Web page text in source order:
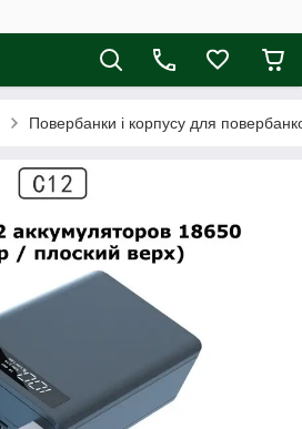
Повербанки і корпусу для